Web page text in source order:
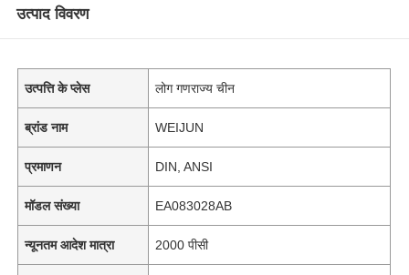
उत्पाद विवरण
उत्पत्ति के प्लेस लोग गणराज्य चीन
ब्रांड नाम WEIJUN
प्रमाणन DIN, ANSI
मॉडल संख्या EA083028AB
न्यूनतम आदेश मात्रा 2000 पीसी